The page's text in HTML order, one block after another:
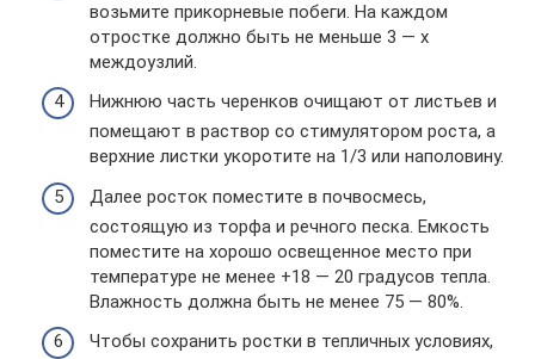
возьмите прикорневые побеги. На каждом
отростке должно быть не меньше 3 — х
междоузлий.
Нижнюю часть черенков очищают от листьев и
помещают в раствор со стимулятором роста, а
верхние листки укоротите на 1/3 или наполовину.
Далее росток поместите в почвосмесь,
состоящую из торфа и речного песка. Емкость
поместите на хорошо освещенное место при
температуре не менее +18 — 20 градусов тепла.
Влажность должна быть не менее 75 — 80%.
Чтобы сохранить ростки в тепличных условиях,